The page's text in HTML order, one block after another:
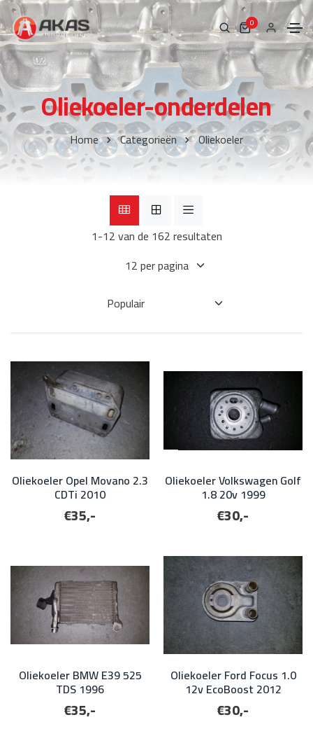
0
Oliekoeler-onderdelen
Home Categorieën Oliekoeler
1-12 van de 162 resultaten
Oliekoeler Opel Movano 2.3
CDTi 2010
€35,-
Oliekoeler Volkswagen Golf
1.8 20v 1999
€30,-
Oliekoeler BMW E39 525
TDS 1996
€35,-
Oliekoeler Ford Focus 1.0
12v EcoBoost 2012
€30,-